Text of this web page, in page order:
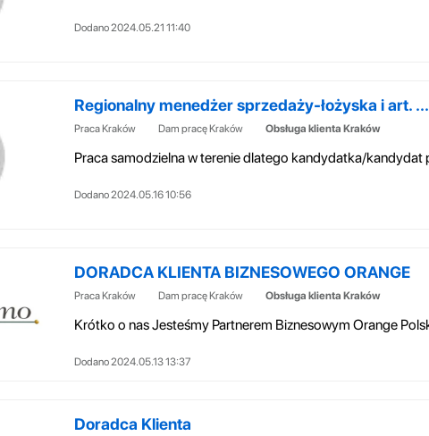
Dodano 2024.05.21 11:40
Regionalny menedżer sprzedaży-łożyska i art. ...
Praca Kraków Dam pracę Kraków Obsługa klienta Kraków
Dodano 2024.05.16 10:56
DORADCA KLIENTA BIZNESOWEGO ORANGE
Praca Kraków Dam pracę Kraków Obsługa klienta Kraków
Dodano 2024.05.13 13:37
Doradca Klienta